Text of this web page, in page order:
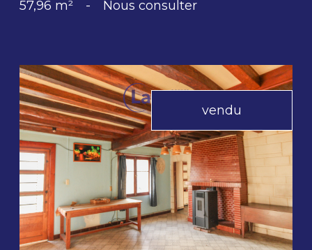
57,96 m² - Nous consulter
vendu
voir le bien